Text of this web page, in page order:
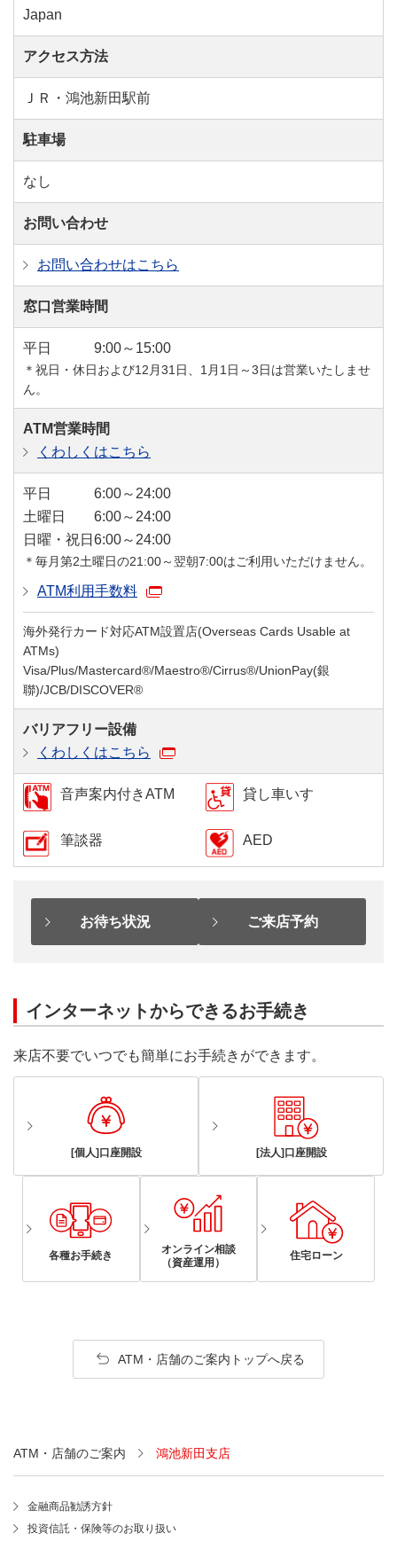
Japan
アクセス方法
ＪＲ・鴻池新田駅前
駐車場
なし
お問い合わせ
お問い合わせはこちら
窓口営業時間
平日 9:00～15:00
＊祝日・休日および12月31日、1月1日～3日は営業いたしませ
ん。
ATM営業時間
くわしくはこちら
平日
6:00～24:00
土曜日
6:00～24:00
日曜・祝日 6:00～24:00
＊毎月第2土曜日の21:00～翌朝7:00はご利用いただけません。
ATM利用手数料
海外発行カード対応ATM設置店(Overseas Cards Usable at
ATMs)
Visa/Plus/Mastercard®/Maestro®/Cirrus®/UnionPay(銀
聯)/JCB/DISCOVER®
バリアフリー設備
くわしくはこちら
音声案内付きATM 貸し車いす
筆談器 AED
お待ち状況 ご来店予約
インターネットからできるお手続き
来店不要でいつでも簡単にお手続きができます。
[個人]口座開設 [法人]口座開設
各種お手続き
オンライン相談
（資産運用）
住宅ローン
ATM・店舗のご案内トップへ戻る
ATM・店舗のご案内 鴻池新田支店
金融商品勧誘方針
投資信託・保険等のお取り扱い